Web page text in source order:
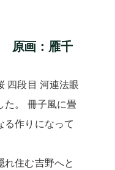
原画：雁千
四段目 河連法眼
た。 冊子風に畳
る作りになって
住む吉野へと